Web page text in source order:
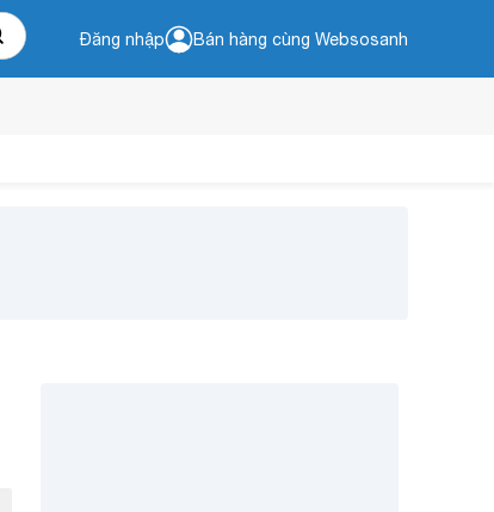
Đăng nhập Bán hàng cùng Websosanh